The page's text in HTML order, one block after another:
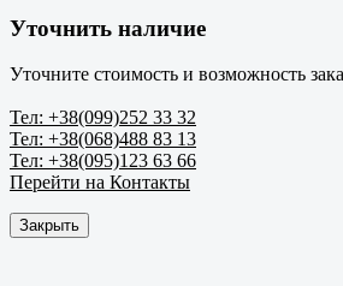
Уточнить наличие
Уточните стоимость и возможность
Тел: +38(099)252 33 32
Тел: +38(068)488 83 13
Тел: +38(095)123 63 66
Перейти на Контакты
Закрыть